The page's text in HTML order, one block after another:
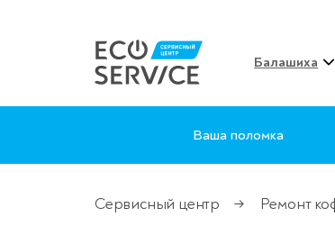
Балашиха
Ваша поломка
Сервисный центр → Ремонт